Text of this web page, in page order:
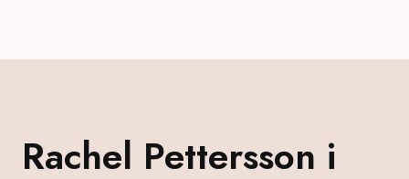
Rachel Pettersson i